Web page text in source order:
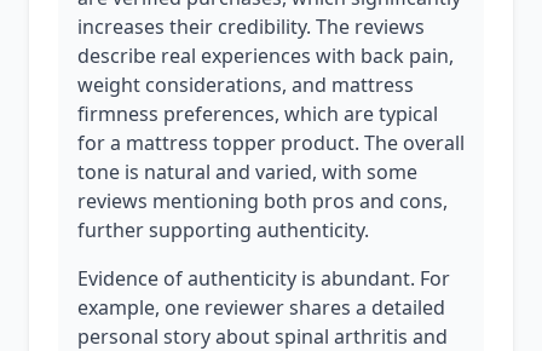
increases their credibility. The reviews
describe real experiences with back pain,
weight considerations, and mattress
firmness preferences, which are typical
for a mattress topper product. The overall
tone is natural and varied, with some
reviews mentioning both pros and cons,
further supporting authenticity.
Evidence of authenticity is abundant. For
example, one reviewer shares a detailed
personal story about spinal arthritis and